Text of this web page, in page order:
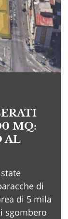
MQ:
AL
di
di 5 mila
sgombero